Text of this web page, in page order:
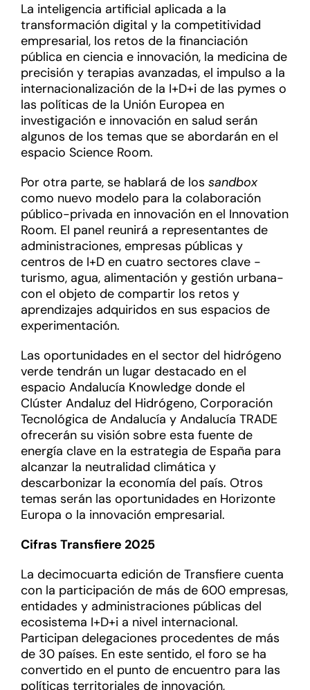
La inteligencia artificial aplicada a la
transformación digital y la competitividad
empresarial, los retos de la financiación
pública en ciencia e innovación, la medicina de
precisión y terapias avanzadas, el impulso a la
internacionalización de la I+D+i de las pymes o
las políticas de la Unión Europea en
investigación e innovación en salud serán
algunos de los temas que se abordarán en el
espacio Science Room.
Por otra parte, se hablará de los sandbox
como nuevo modelo para la colaboración
público-privada en innovación en el Innovation
Room. El panel reunirá a representantes de
administraciones, empresas públicas y
centros de I+D en cuatro sectores clave -
turismo, agua, alimentación y gestión urbana-
con el objeto de compartir los retos y
aprendizajes adquiridos en sus espacios de
experimentación.
Las oportunidades en el sector del hidrógeno
verde tendrán un lugar destacado en el
espacio Andalucía Knowledge donde el
Clúster Andaluz del Hidrógeno, Corporación
Tecnológica de Andalucía y Andalucía TRADE
ofrecerán su visión sobre esta fuente de
energía clave en la estrategia de España para
alcanzar la neutralidad climática y
descarbonizar la economía del país. Otros
temas serán las oportunidades en Horizonte
Europa o la innovación empresarial.
Cifras Transfiere 2025
La decimocuarta edición de Transfiere cuenta
con la participación de más de 600 empresas,
entidades y administraciones públicas del
ecosistema I+D+i a nivel internacional.
Participan delegaciones procedentes de más
de 30 países. En este sentido, el foro se ha
convertido en el punto de encuentro para las
políticas territoriales de innovación,